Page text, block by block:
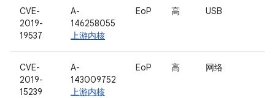
CVE-
2019-
19537
A-
146258055
上游内核
EoP 高 USB
CVE-
2019-
15239
A-
143009752
上游内核
EoP 高 网络